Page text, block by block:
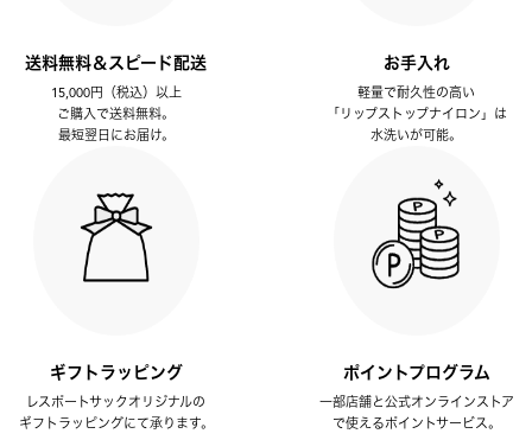
送料無料＆スピード配送
15,000円（税込）以上
ご購入で送料無料。
最短翌日にお届け。
お手入れ
軽量で耐久性の高い
「リップストップナイロン」は
水洗いが可能。
ギフトラッピング
レスポートサックオリジナルの
ギフトラッピングにて承ります。
ポイントプログラム
一部店舗と公式オンラインストア
で使えるポイントサービス。